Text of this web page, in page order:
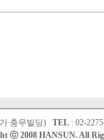
충무빌딩) TEL: 02-
ⓒ 2008 HANSUN. All